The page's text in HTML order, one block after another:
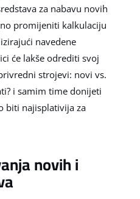
za nabavu novih
promijeniti kalkulaciju
navedene
će lakše odrediti svoj
strojevi: novi vs.
i samim time donijeti
biti najisplativija za
novih i